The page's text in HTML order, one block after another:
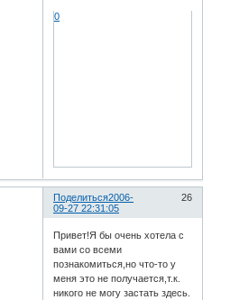
0
Поделиться 26
2006-
09-27 22:31:05
Привет!Я бы очень хотела с
вами со всеми
познакомиться,но что-то у
меня это не получается,т.к.
никого не могу застать здесь.